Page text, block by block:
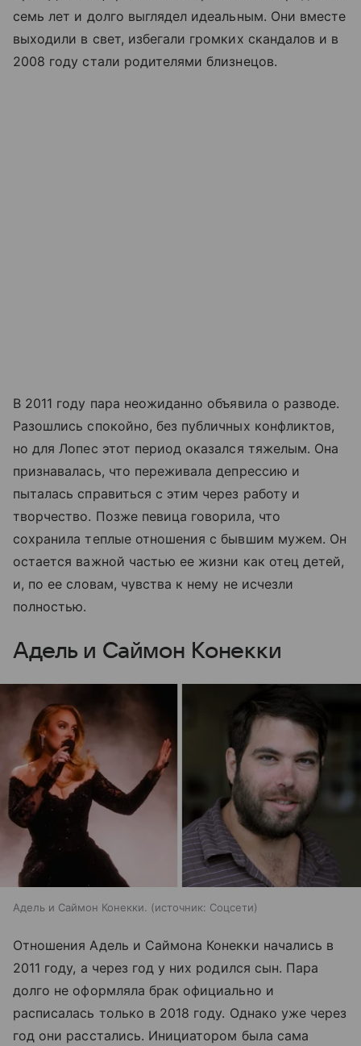
семь лет и долго выглядел идеальным. Они вместе
выходили в свет, избегали громких скандалов и в
2008 году стали родителями близнецов.
В 2011 году пара неожиданно объявила о разводе.
Разошлись спокойно, без публичных конфликтов,
но для Лопес этот период оказался тяжелым. Она
признавалась, что переживала депрессию и
пыталась справиться с этим через работу и
творчество. Позже певица говорила, что
сохранила теплые отношения с бывшим мужем. Он
остается важной частью ее жизни как отец детей,
и, по ее словам, чувства к нему не исчезли
полностью.
Адель и Саймон Конекки
Адель и Саймон Конекки. источник: Соцсети
Отношения Адель и Саймона Конекки начались в
2011 году, а через год у них родился сын. Пара
долго не оформляла брак официально и
расписалась только в 2018 году. Однако уже через
год они расстались. Инициатором была сама